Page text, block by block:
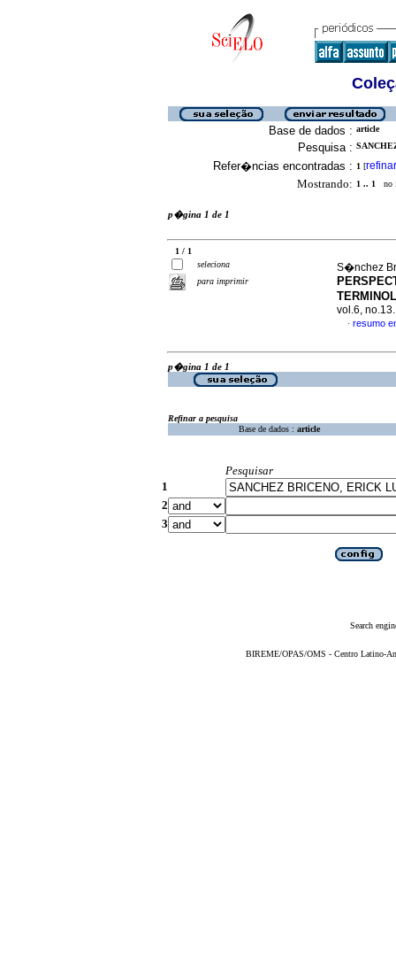
Base de dados : article
Pesquisa :
Refer�ncias encontradas : 1 [refinar
Mostrando: 1 .. 1 no
p�gina 1 de 1
1 / 1
seleciona
para imprimir
S�nchez
vol.6,
· resumo
p�gina 1 de 1
Refinar a pesquisa
Base de dados : article
Pesquisar
1
2
3
Search
BIREME/OPAS/OMS - Centro Latino-